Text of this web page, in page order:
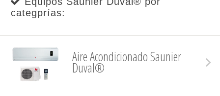
categprías:
Aire Acondicionado Saunier
Duval®